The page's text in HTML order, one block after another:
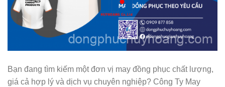
Bạn đang tìm kiếm một đơn vị may đồng phục chất lượng,
giá cả hợp lý và dịch vụ chuyên nghiệp? Công Ty May